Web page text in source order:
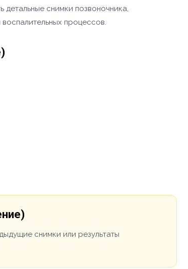
детальные снимки позвоночника,
процессов.
снимки или результаты